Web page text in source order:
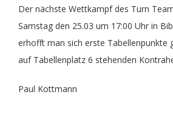
Der nächste Wettkampf des Turn
Samstag den 25.03 um 17:00 Uhr in
erhofft man sich erste Tabellenpunkte
auf Tabellenplatz 6 stehenden
Paul Kottmann